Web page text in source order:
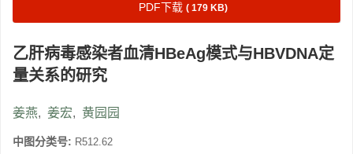
PDF下载 ( 179 KB)
乙肝病毒感染者血清HBeAg模式与HBVDNA定
量关系的研究
姜燕, 姜宏, 黄园园
中图分类号: R512.62